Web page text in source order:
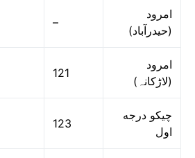
–
امرود
(حیدرآباد)
121
امرود
(لاڑکانہ)
123
چیکو درجه
اول